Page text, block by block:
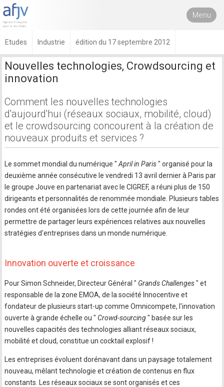
Menu
Etudes Industrie édition du 17 septembre 2012
Nouvelles technologies, Crowdsourcing et
innovation
Comment les nouvelles technologies
d'aujourd'hui (réseaux sociaux, mobilité, cloud)
et le crowdsourcing concourent à la création de
nouveaux produits et services ?
Le sommet mondial du numérique " April in Paris" organisé pour la
deuxième année consécutive le vendredi 13 avril dernier à Paris par
le groupe Jouve en partenariat avec le CIGREF, a réuni plus de 150
dirigeants et personnalités de renommée mondiale. Plusieurs tables
rondes ont été organisées lors de cette journée afin de leur
permettre de partager leurs expériences relatives aux nouvelles
stratégies d'entreprises dans un monde numérique.
Innovation ouverte et croissance
Pour Simon Schneider, Directeur Général " Grands Challenges" et
responsable de la zone EMOA, de la société Innocentive et
fondateur de plusieurs start-up comme Omnicompete, l'innovation
ouverte à grande échelle ou " Crowd-sourcing" basée sur les
nouvelles capacités des technologies alliant réseaux sociaux,
mobilité et cloud, constitue un cocktail explosif !
Les entreprises évoluent dorénavant dans un paysage totalement
nouveau, mêlant technologie et création de contenus en flux
constants. Les réseaux sociaux se sont organisés et ces